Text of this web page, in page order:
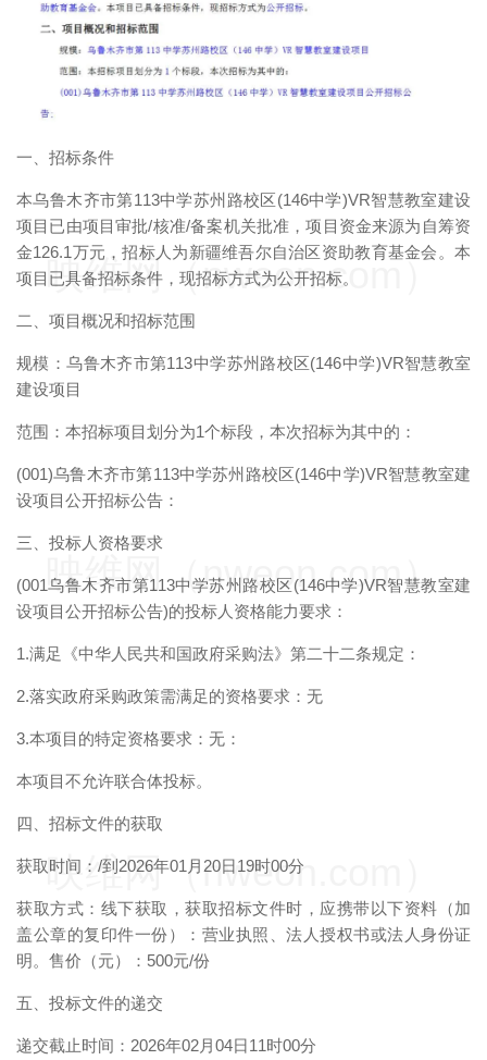
一、招标条件
本乌鲁木齐市第113中学苏州路校区(146中学)VR智慧教室建设
项目已由项目审批/核准/备案机关批准，项目资金来源为自筹资
金126.1万元，招标人为新疆维吾尔自治区资助教育基金会。本
项目已具备招标条件，现招标方式为公开招标。
二、项目概况和招标范围
规模：乌鲁木齐市第113中学苏州路校区(146中学)VR智慧教室
建设项目
范围：本招标项目划分为1个标段，本次招标为其中的：
(001)乌鲁木齐市第113中学苏州路校区(146中学)VR智慧教室建
设项目公开招标公告：
三、投标人资格要求
(001乌鲁木齐市第113中学苏州路校区(146中学)VR智慧教室建
设项目公开招标公告)的投标人资格能力要求：
1.满足《中华人民共和国政府采购法》第二十二条规定：
2.落实政府采购政策需满足的资格要求：无
3.本项目的特定资格要求：无：
本项目不允许联合体投标。
四、招标文件的获取
获取时间：/到2026年01月20日19时00分
获取方式：线下获取，获取招标文件时，应携带以下资料（加
盖公章的复印件一份）：营业执照、法人授权书或法人身份证
明。售价（元）：500元/份
五、投标文件的递交
递交截止时间：2026年02月04日11时00分
映维网（nweon.com）
映维网（nweon.com）
映维网（nweon.com）